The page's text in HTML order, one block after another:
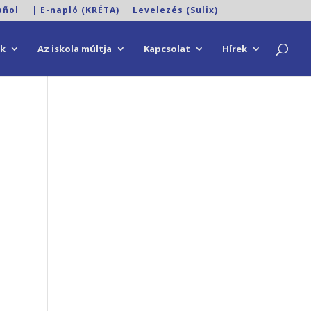
| E-napló (KRÉTA) Levelezés (Sulix)
Az iskola múltja Kapcsolat Hírek